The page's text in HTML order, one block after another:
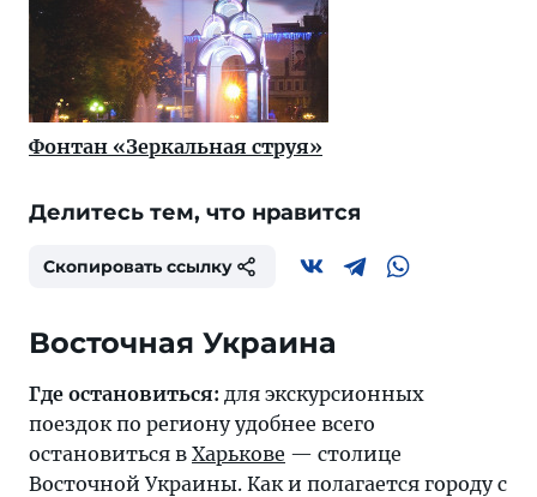
Фонтан «Зеркальная струя»
Делитесь тем, что нравится
Скопировать ссылку
Где остановиться: для экскурсионных
поездок по региону удобнее всего
остановиться в Харькове — столице
Восточной Украины. Как и полагается городу с